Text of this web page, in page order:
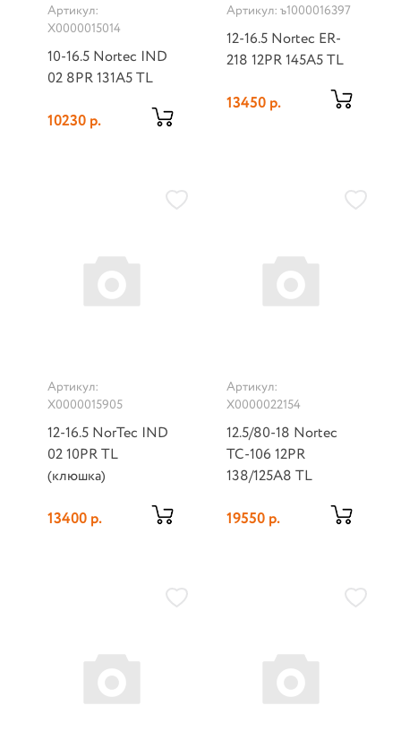
Артикул:
Х0000015014
10-16.5 Nortec IND
02 8PR 131A5 TL
10230 р.
Артикул: ъ1000016397
12-16.5 Nortec ER-
218 12PR 145A5 TL
13450 р.
Артикул:
Х0000015905
12-16.5 NorTec IND
02 10PR TL
(клюшка)
13400 р.
Артикул:
Х0000022154
12.5/80-18 Nortec
TC-106 12PR
138/125A8 TL
19550 р.